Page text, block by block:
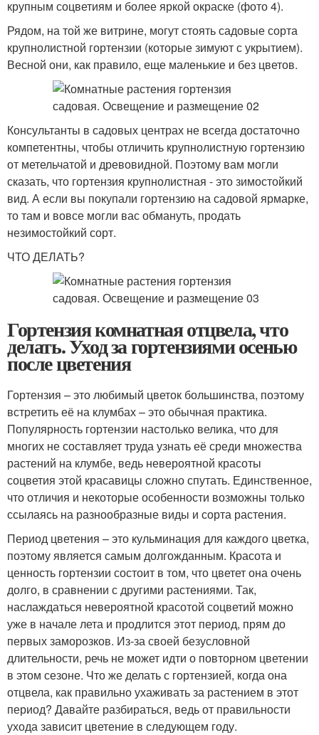
крупным соцветиям и более яркой окраске (фото 4).
Рядом, на той же витрине, могут стоять садовые сорта
крупнолистной гортензии (которые зимуют с укрытием).
Весной они, как правило, еще маленькие и без цветов.
Консультанты в садовых центрах не всегда достаточно
компетентны, чтобы отличить крупнолистную гортензию
от метельчатой и древовидной. Поэтому вам могли
сказать, что гортензия крупнолистная - это зимостойкий
вид. А если вы покупали гортензию на садовой ярмарке,
то там и вовсе могли вас обмануть, продать
незимостойкий сорт.
ЧТО ДЕЛАТЬ?
Гортензия комнатная отцвела, что
делать. Уход за гортензиями осенью
после цветения
Гортензия – это любимый цветок большинства, поэтому
встретить её на клумбах – это обычная практика.
Популярность гортензии настолько велика, что для
многих не составляет труда узнать её среди множества
растений на клумбе, ведь невероятной красоты
соцветия этой красавицы сложно спутать. Единственное,
что отличия и некоторые особенности возможны только
ссылаясь на разнообразные виды и сорта растения.
Период цветения – это кульминация для каждого цветка,
поэтому является самым долгожданным. Красота и
ценность гортензии состоит в том, что цветет она очень
долго, в сравнении с другими растениями. Так,
наслаждаться невероятной красотой соцветий можно
уже в начале лета и продлится этот период, прям до
первых заморозков. Из-за своей безусловной
длительности, речь не может идти о повторном цветении
в этом сезоне. Что же делать с гортензией, когда она
отцвела, как правильно ухаживать за растением в этот
период? Давайте разбираться, ведь от правильности
ухода зависит цветение в следующем году.